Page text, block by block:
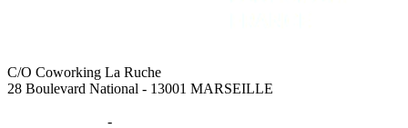
C/O Coworking La Ruche
28 Boulevard National - 13001 MARSEILLE
-